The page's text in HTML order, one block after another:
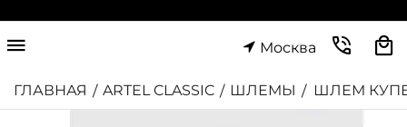
Москва
ГЛАВНАЯ / ARTEL CLASSIC / ШЛЕМЫ / ШЛЕМ